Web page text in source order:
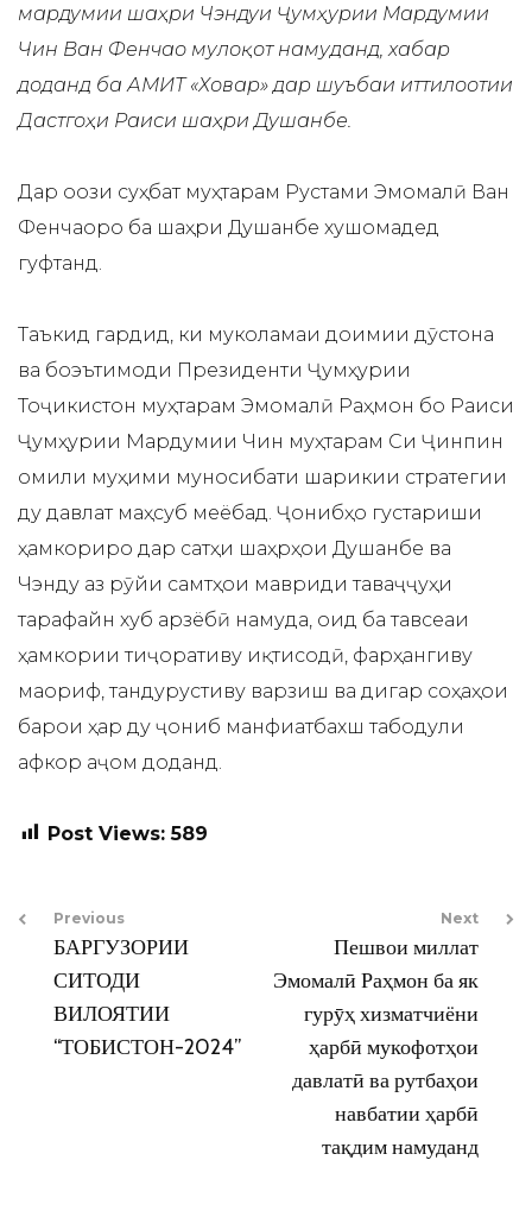
мардумии шаҳри Чэндуи Ҷумҳурии Мардумии
Чин Ван Фенчао мулоқот намуданд, хабар
доданд ба АМИТ «Ховар» дар шуъбаи иттилоотии
Дастгоҳи Раиси шаҳри Душанбе.
Дар оғози суҳбат муҳтарам Рустами Эмомалӣ Ван
Фенчаоро ба шаҳри Душанбе хушомадед
гуфтанд.
Таъкид гардид, ки муколамаи доимии дӯстона
ва боэътимоди Президенти Ҷумҳурии
Тоҷикистон муҳтарам Эмомалӣ Раҳмон бо Раиси
Ҷумҳурии Мардумии Чин муҳтарам Си Ҷинпин
омили муҳими муносибати шарикии стратегии
ду давлат маҳсуб меёбад. Ҷонибҳо густариши
ҳамкориро дар сатҳи шаҳрҳои Душанбе ва
Чэнду аз рӯйи самтҳои мавриди таваҷҷуҳи
тарафайн хуб арзёбӣ намуда, оид ба тавсеаи
ҳамкории тиҷоративу иқтисодӣ, фарҳангиву
маориф, тандурустиву варзиш ва дигар соҳаҳои
барои ҳар ду ҷониб манфиатбахш табодули
афкор аҷом доданд.
Post Views: 589
Previous
БАРГУЗОРИИ
СИТОДИ
ВИЛОЯТИИ
“ТОБИСТОН-2024”
Next
Пешвои миллат
Эмомалӣ Раҳмон ба як
гурӯҳ хизматчиёни
ҳарбӣ мукофотҳои
давлатӣ ва рутбаҳои
навбатии ҳарбӣ
тақдим намуданд